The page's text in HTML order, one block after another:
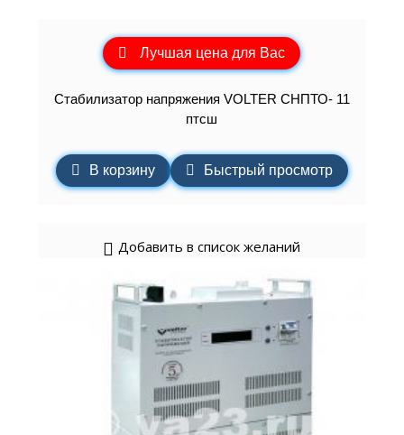
Лучшая цена для Вас
Стабилизатор напряжения VOLTER СНПТО- 11
птсш
В корзину Быстрый просмотр
Добавить в список желаний